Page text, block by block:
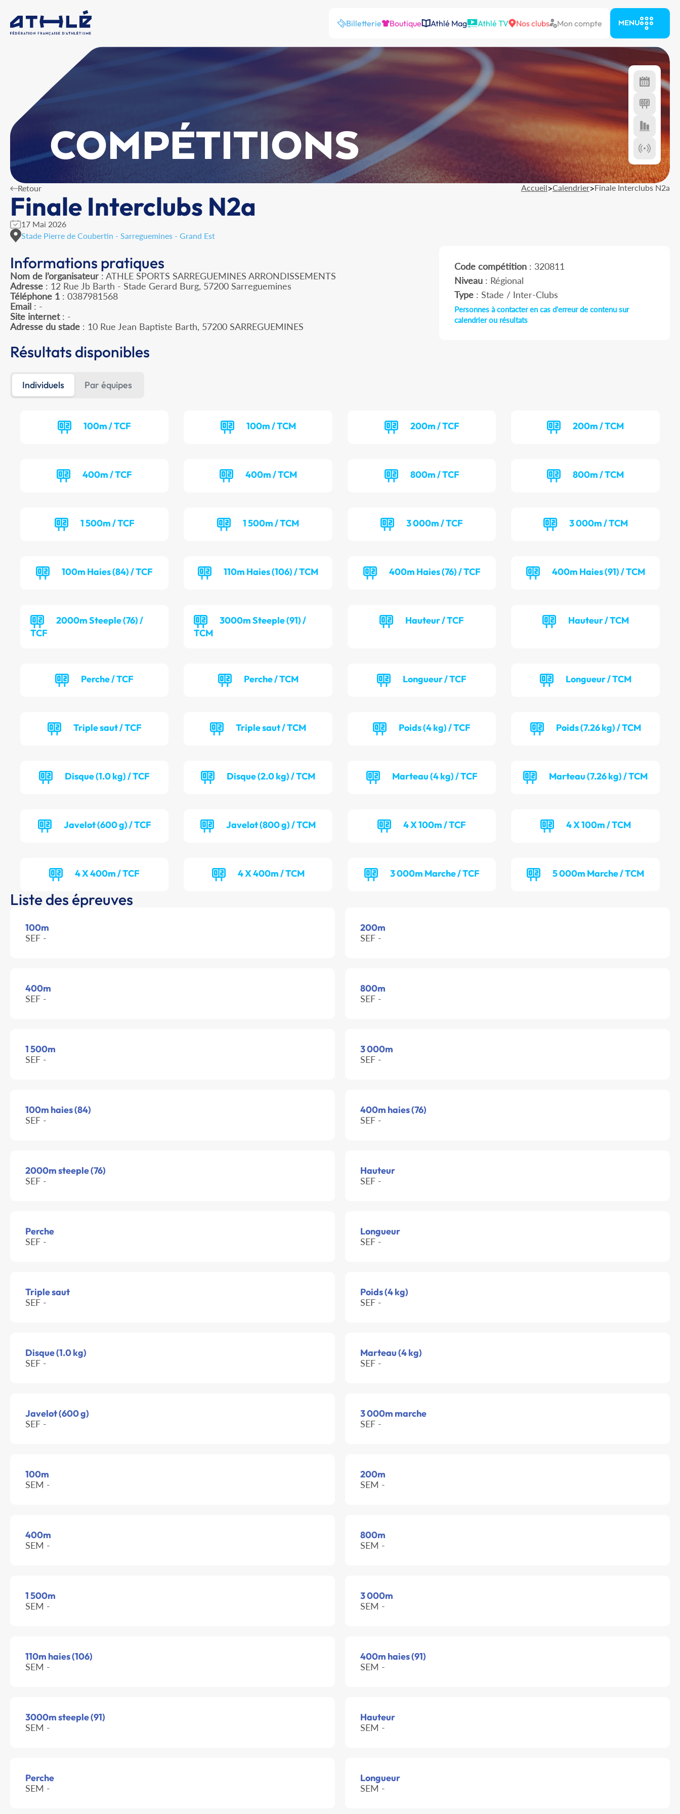
Billetterie Boutique Athlé Mag Athlé TV Nos clubs Mon compte MENU
COMPÉTITIONS
Retour Accueil>Calendrier>Finale Interclubs N2a
Finale Interclubs N2a
17 Mai 2026
Stade Pierre de Coubertin - Sarreguemines - Grand Est
Informations pratiques
Nom de l’organisateur : ATHLE SPORTS SARREGUEMINES ARRONDISSEMENTS
Adresse : 12 Rue Jb Barth - Stade Gerard Burg, 57200 Sarreguemines
Téléphone 1 : 0387981568
Email : -
Site internet: -
Adresse du stade : 10 Rue Jean Baptiste Barth, 57200 SARREGUEMINES
Code compétition: 320811
Niveau: Régional
Type: Stade / Inter-Clubs
Personnes à contacter en cas d'erreur de contenu sur
calendrier ou résultats
Résultats disponibles
Individuels Par équipes
100m / TCF 100m / TCM 200m / TCF 200m / TCM
400m / TCF 400m / TCM 800m / TCF 800m / TCM
1 500m / TCF 1 500m / TCM 3 000m / TCF 3 000m / TCM
100m Haies (84) / TCF 110m Haies (106) / TCM 400m Haies (76) / TCF 400m Haies (91) / TCM
2000m Steeple (76) /
TCF
3000m Steeple (91) /
TCM
Hauteur / TCF Hauteur / TCM
Perche / TCF Perche / TCM Longueur / TCF Longueur / TCM
Triple saut / TCF Triple saut / TCM Poids (4 kg) / TCF Poids (7.26 kg) / TCM
Disque (1.0 kg) / TCF Disque (2.0 kg) / TCM Marteau (4 kg) / TCF Marteau (7.26 kg) / TCM
Javelot (600 g) / TCF Javelot (800 g) / TCM 4 X 100m / TCF 4 X 100m / TCM
4 X 400m / TCF 4 X 400m / TCM 3 000m Marche / TCF 5 000m Marche / TCM
Liste des épreuves
100m
SEF -
200m
SEF -
400m
SEF -
800m
SEF -
1 500m
SEF -
3 000m
SEF -
100m haies (84)
SEF -
400m haies (76)
SEF -
2000m steeple (76)
SEF -
Hauteur
SEF -
Perche
SEF -
Longueur
SEF -
Triple saut
SEF -
Poids (4 kg)
SEF -
Disque (1.0 kg)
SEF -
Marteau (4 kg)
SEF -
Javelot (600 g)
SEF -
3 000m marche
SEF -
100m
SEM -
200m
SEM -
400m
SEM -
800m
SEM -
1 500m
SEM -
3 000m
SEM -
110m haies (106)
SEM -
400m haies (91)
SEM -
3000m steeple (91)
SEM -
Hauteur
SEM -
Perche
SEM -
Longueur
SEM -